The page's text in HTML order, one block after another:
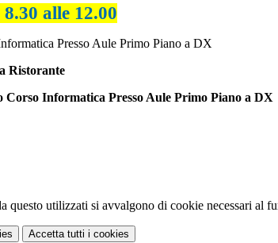
alle 12.00
Presso Aule Primo Piano a DX
Ristorante
Corso Informatica Presso Aule Primo Piano a DX
questo utilizzati si avvalgono di cookie necessari al
Accetta tutti i cookies